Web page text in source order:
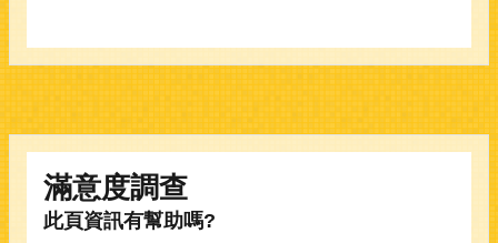
滿意度調查
此頁資訊有幫助嗎?